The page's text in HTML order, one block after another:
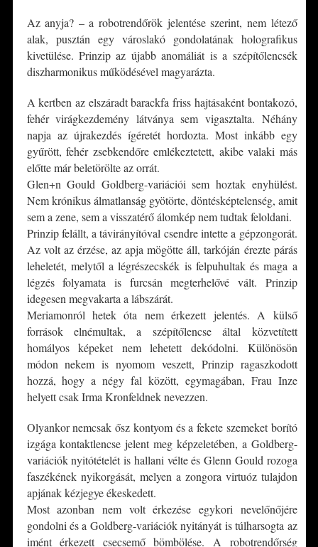
Az anyja? – a robotrendőrök jelentése szerint, nem létező
alak, pusztán egy városlakó gondolatának holografikus
kivetülése. Prinzip az újabb anomáliát is a szépítőlencsék
diszharmonikus működésével magyarázta.
A kertben az elszáradt barackfa friss hajtásaként bontakozó,
fehér virágkezdemény látványa sem vigasztalta. Néhány
napja az újrakezdés ígéretét hordozta. Most inkább egy
gyűrött, fehér zsebkendőre emlékeztetett, akibe valaki más
előtte már beletörölte az orrát.
Glen+n Gould Goldberg-variációi sem hoztak enyhülést.
Nem krónikus álmatlanság gyötörte, döntésképtelenség, amit
sem a zene, sem a visszatérő álomkép nem tudtak feloldani.
Prinzip felállt, a távirányítóval csendre intette a gépzongorát.
Az volt az érzése, az apja mögötte áll, tarkóján érezte párás
leheletét, melytől a légrészecskék is felpuhultak és maga a
légzés folyamata is furcsán megterhelővé vált. Prinzip
idegesen megvakarta a lábszárát.
Meriamonról hetek óta nem érkezett jelentés. A külső
források elnémultak, a szépítőlencse által közvetített
homályos képeket nem lehetett dekódolni. Különösön
módon nekem is nyomom veszett, Prinzip ragaszkodott
hozzá, hogy a négy fal között, egymagában, Frau Inze
helyett csak Irma Kronfeldnek nevezzen.
Olyankor nemcsak ősz kontyom és a fekete szemeket borító
izgága kontaktlencse jelent meg képzeletében, a Goldberg-
variációk nyitótételét is hallani vélte és Glenn Gould rozoga
faszékének nyikorgását, melyen a zongora virtuóz tulajdon
apjának kézjegye ékeskedett.
Most azonban nem volt érkezése egykori nevelőnőjére
gondolni és a Goldberg-variációk nyitányát is túlharsogta az
imént érkezett csecsemő bömbölése. A robotrendőrség